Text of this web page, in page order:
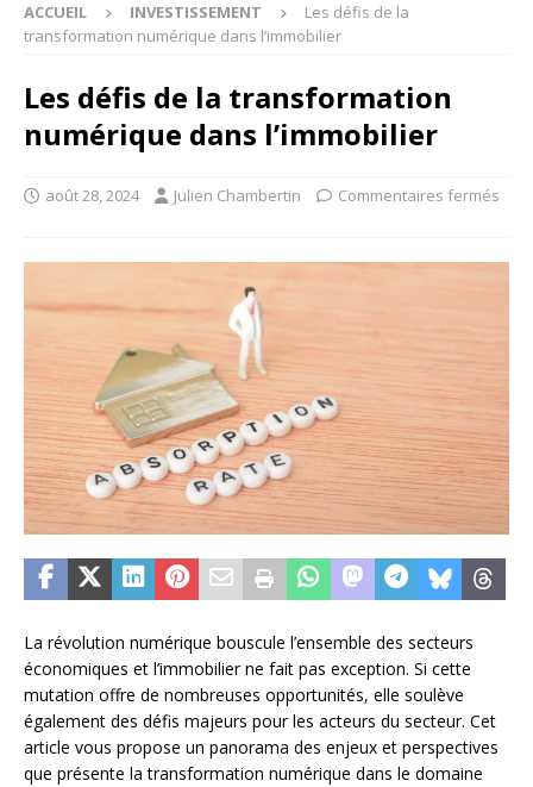
ACCUEIL INVESTISSEMENT
Les défis de la
transformation numérique dans l’immobilier
Les défis de la transformation
numérique dans l’immobilier
août 28, 2024 Julien Chambertin Commentaires fermés
La révolution numérique bouscule l’ensemble des secteurs
économiques et l’immobilier ne fait pas exception. Si cette
mutation offre de nombreuses opportunités, elle soulève
également des défis majeurs pour les acteurs du secteur. Cet
article vous propose un panorama des enjeux et perspectives
que présente la transformation numérique dans le domaine